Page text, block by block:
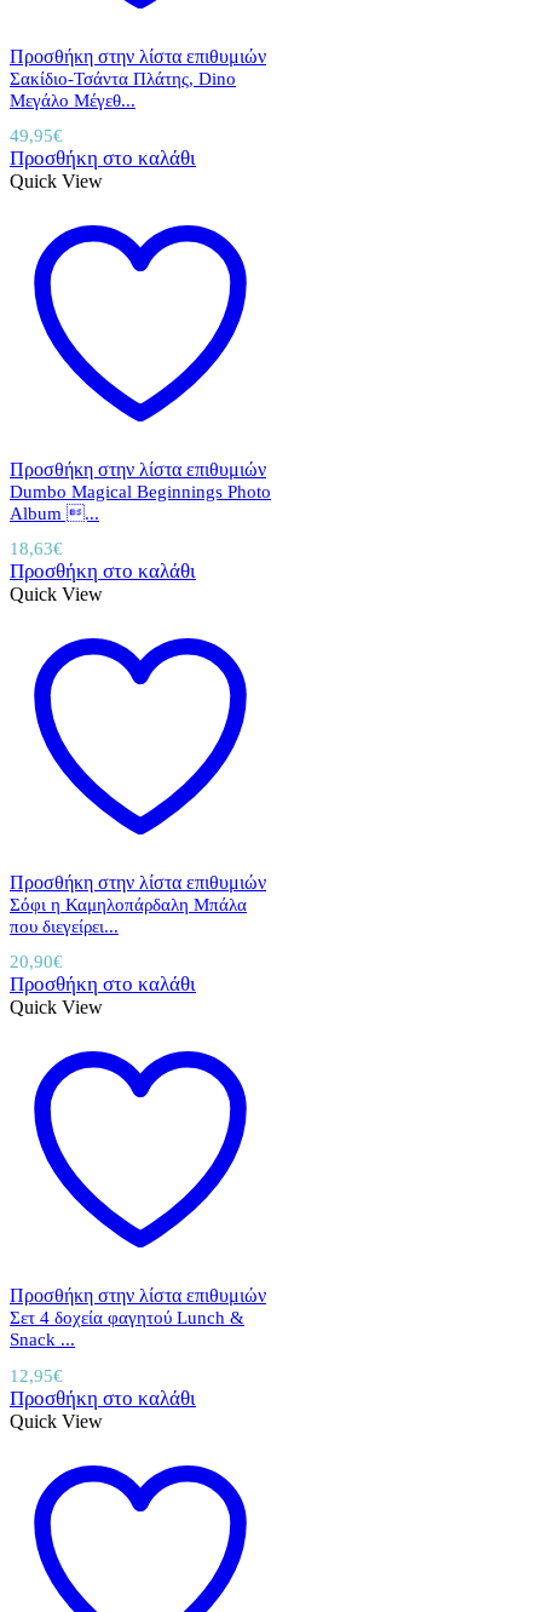
Προσθήκη στην λίστα επιθυμιών
Σακίδιο-Τσάντα Πλάτης, Dino
Μεγάλο Μέγεθ...
49,95€
Προσθήκη στο καλάθι
Quick View
Προσθήκη στην λίστα επιθυμιών
Dumbo Μagical Beginnings Photo
Album ...
18,63€
Προσθήκη στο καλάθι
Quick View
Προσθήκη στην λίστα επιθυμιών
Σόφι η Καμηλοπάρδαλη Μπάλα
που διεγείρει...
20,90€
Προσθήκη στο καλάθι
Quick View
Προσθήκη στην λίστα επιθυμιών
Σετ 4 δοχεία φαγητού Lunch &
Snack ...
12,95€
Προσθήκη στο καλάθι
Quick View